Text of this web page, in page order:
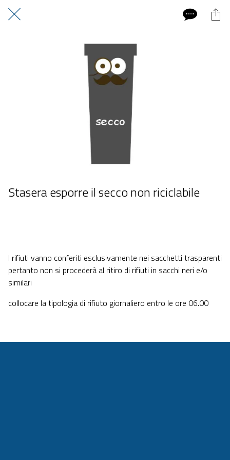
Stasera esporre il secco non riciclabile
I rifiuti vanno conferiti esclusivamente nei sacchetti trasparenti
pertanto non si procederà al ritiro di rifiuti in sacchi neri e/o
similari
collocare la tipologia di rifiuto giornaliero entro le ore 06.00